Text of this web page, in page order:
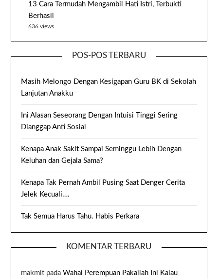
13 Cara Termudah Mengambil Hati Istri, Terbukti
Berhasil
636 views
POS-POS TERBARU
Masih Melongo Dengan Kesigapan Guru BK di Sekolah
Lanjutan Anakku
Ini Alasan Seseorang Dengan Intuisi Tinggi Sering
Dianggap Anti Sosial
Kenapa Anak Sakit Sampai Seminggu Lebih Dengan
Keluhan dan Gejala Sama?
Kenapa Tak Pernah Ambil Pusing Saat Denger Cerita
Jelek Kecuali….
Tak Semua Harus Tahu. Habis Perkara
KOMENTAR TERBARU
makmit padaWahai Perempuan Pakailah Ini Kalau